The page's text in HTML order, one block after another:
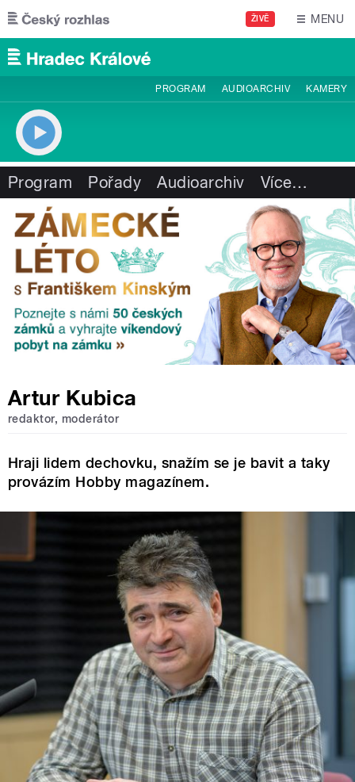
Přejít k hlavnímu obsahu
ŽIVĚ MENU
PROGRAM AUDIOARCHIV KAMERY
Program Pořady Audioarchiv Více…
Artur Kubica
redaktor, moderátor
Hraji lidem dechovku, snažím se je bavit a taky
provázím Hobby magazínem.